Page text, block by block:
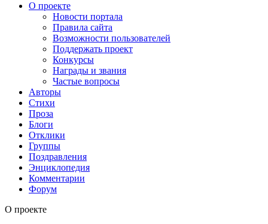
О проекте
Новости портала
Правила сайта
Возможности пользователей
Поддержать проект
Конкурсы
Награды и звания
Частые вопросы
Авторы
Стихи
Проза
Блоги
Отклики
Группы
Поздравления
Энциклопедия
Комментарии
Форум
О проекте